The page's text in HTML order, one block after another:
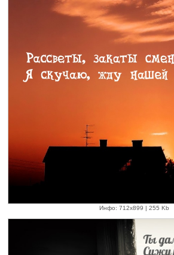
Инфо: 712х899 | 255 Kb